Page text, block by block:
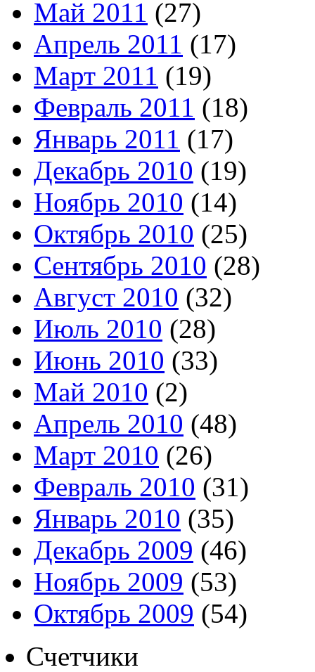
Май 2011 (27)
Апрель 2011 (17)
Март 2011 (19)
Февраль 2011 (18)
Январь 2011 (17)
Декабрь 2010 (19)
Ноябрь 2010 (14)
Октябрь 2010 (25)
Сентябрь 2010 (28)
Август 2010 (32)
Июль 2010 (28)
Июнь 2010 (33)
Май 2010 (2)
Апрель 2010 (48)
Март 2010 (26)
Февраль 2010 (31)
Январь 2010 (35)
Декабрь 2009 (46)
Ноябрь 2009 (53)
Октябрь 2009 (54)
Счетчики